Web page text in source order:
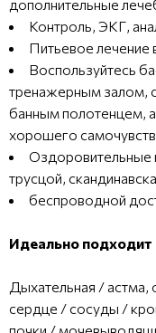
дополнительные
Контроль, ЭКГ,
Питьевое лечение
Воспользуйтесь
тренажерным залом,
банным полотенцем,
хорошего
Оздоровительные
трусцой,
беспроводной
Идеально
Дыхательная / астма,
сердце / сосуды /